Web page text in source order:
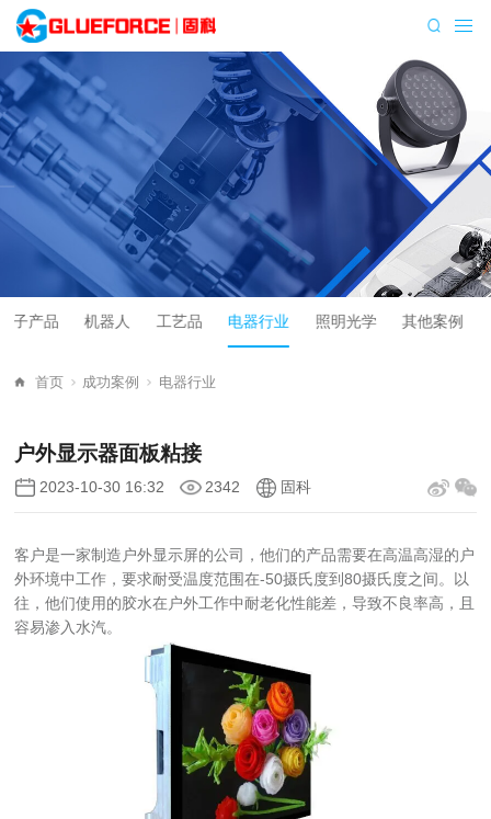
子产品 机器人 工艺品 电器行业 照明光学 其他案例
首页 成功案例 电器行业
户外显示器面板粘接
2023-10-30 16:32 2342 固科
客户是一家制造户外显示屏的公司，他们的产品需要在高温高湿的户
外环境中工作，要求耐受温度范围在-50摄氏度到80摄氏度之间。以
往，他们使用的胶水在户外工作中耐老化性能差，导致不良率高，且
容易渗入水汽。